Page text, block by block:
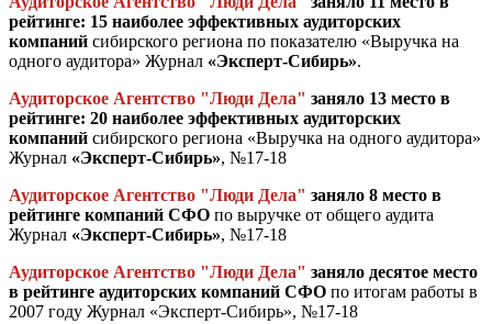
рейтинге: 15 наиболее эффективных аудиторских
компаний сибирского региона по показателю «Выручка на
одного аудитора» Журнал «Эксперт-Сибирь».
Аудиторское Агентство "Люди Дела" заняло 13 место в
рейтинге: 20 наиболее эффективных аудиторских
компаний сибирского региона «Выручка на одного аудитора»
Журнал «Эксперт-Сибирь», №17-18
Аудиторское Агентство "Люди Дела" заняло 8 место в
рейтинге компаний СФО по выручке от общего аудита
Журнал «Эксперт-Сибирь», №17-18
Аудиторское Агентство "Люди Дела" заняло десятое место
в рейтинге аудиторских компаний СФО по итогам работы в
2007 году Журнал «Эксперт-Сибирь», №17-18